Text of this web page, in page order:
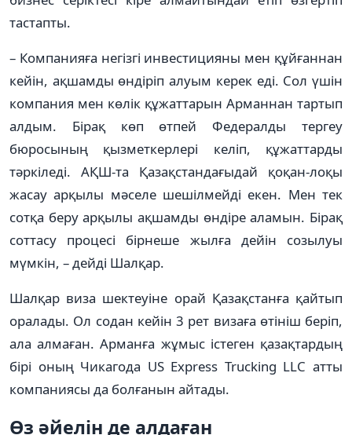
тастапты.
– Компанияға негізгі инвестицияны мен құйғаннан
кейін, ақшамды өндіріп алуым керек еді. Сол үшін
компания мен көлік құжаттарын Арманнан тартып
алдым. Бірақ көп өтпей Федералды тергеу
бюросының қызметкерлері келіп, құжаттарды
тәркіледі. АҚШ-та Қазақстандағыдай қоқан-лоқы
жасау арқылы мәселе шешілмейді екен. Мен тек
сотқа беру арқылы ақшамды өндіре аламын. Бірақ
соттасу процесі бірнеше жылға дейін созылуы
мүмкін, – дейді Шалқар.
Шалқар виза шектеуіне орай Қазақстанға қайтып
оралады. Ол содан кейін 3 рет визаға өтініш беріп,
ала алмаған. Арманға жұмыс істеген қазақтардың
бірі оның Чикагода US Express Trucking LLC атты
компаниясы да болғанын айтады.
Өз әйелін де алдаған